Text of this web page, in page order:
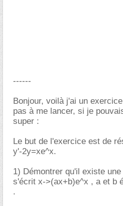
------
Bonjour, voilà j'ai un
pas à me lancer, si je
super :
Le but de l'exercice est de
y'-2y=xe^x.
1) Démontrer qu'il existe
s'écrit x->(ax+b)e^x , a et b
.